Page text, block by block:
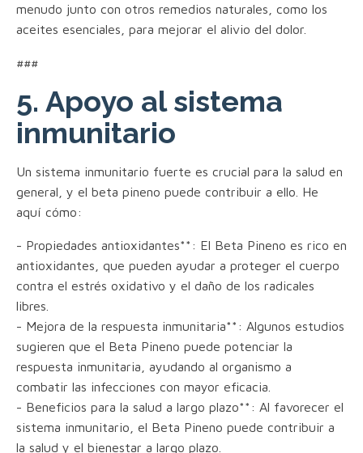
menudo junto con otros remedios naturales, como los
aceites esenciales, para mejorar el alivio del dolor.
###
5. Apoyo al sistema
inmunitario
Un sistema inmunitario fuerte es crucial para la salud en
general, y el beta pineno puede contribuir a ello. He
aquí cómo:
- Propiedades antioxidantes**: El Beta Pineno es rico en
antioxidantes, que pueden ayudar a proteger el cuerpo
contra el estrés oxidativo y el daño de los radicales
libres.
- Mejora de la respuesta inmunitaria**: Algunos estudios
sugieren que el Beta Pineno puede potenciar la
respuesta inmunitaria, ayudando al organismo a
combatir las infecciones con mayor eficacia.
- Beneficios para la salud a largo plazo**: Al favorecer el
sistema inmunitario, el Beta Pineno puede contribuir a
la salud y el bienestar a largo plazo.